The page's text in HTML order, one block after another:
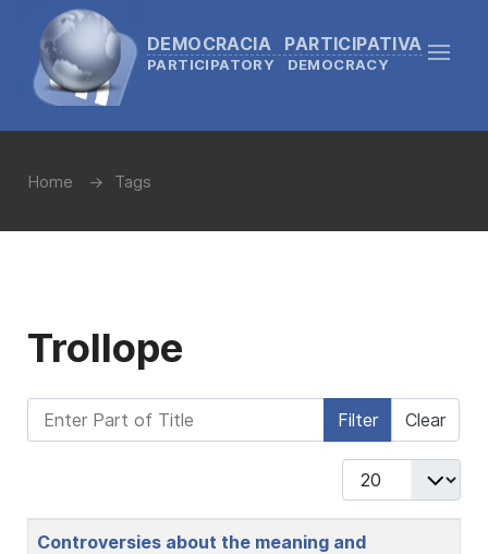
DEMOCRACIA PARTICIPATIVA
PARTICIPATORY DEMOCRACY
Home Tags
Trollope
Enter Part of Title Filter Clear
Display #
Title
Controversies about the meaning and